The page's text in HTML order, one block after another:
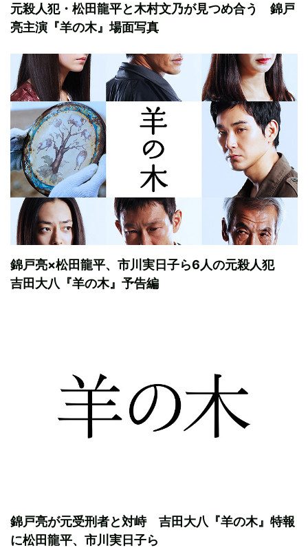
元殺人犯・松田龍平と木村文乃が見つめ合う 錦戸
亮主演『羊の木』場面写真
錦戸亮×松田龍平、市川実日子ら6人の元殺人犯
吉田大八『羊の木』予告編
錦戸亮が元受刑者と対峙 吉田大八『羊の木』特報
に松田龍平、市川実日子ら